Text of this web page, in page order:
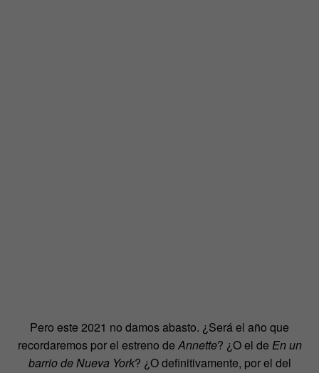
Pero este 2021 no damos abasto. ¿Será el año que
recordaremos por el estreno deAnnette? ¿O el de En un
barrio de Nueva York? ¿O definitivamente, por el del